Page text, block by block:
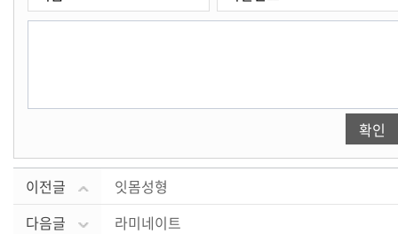
이전글
잇몸성형
다음글
라미네이트